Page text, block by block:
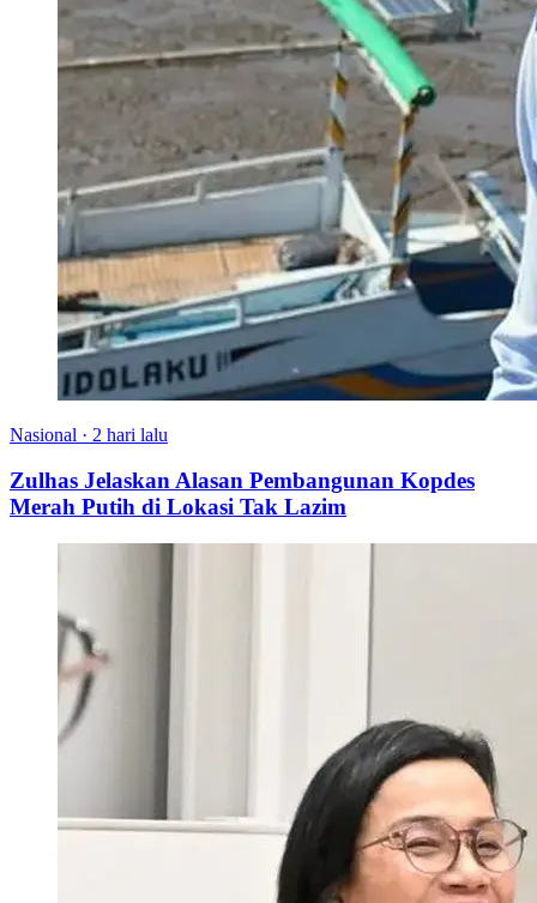
Nasional · 2 hari lalu
Zulhas Jelaskan Alasan Pembangunan Kopdes
Merah Putih di Lokasi Tak Lazim